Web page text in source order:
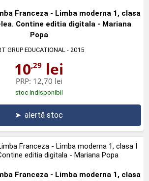
Franceza - Limba moderna 1, clasa
Contine editia digitala - Mariana
Popa
GRUP EDUCATIONAL - 2015
10,29 lei
PRP: 12,70 lei
stoc indisponibil
➤ alertă stoc
Franceza - Limba moderna 1, clasa